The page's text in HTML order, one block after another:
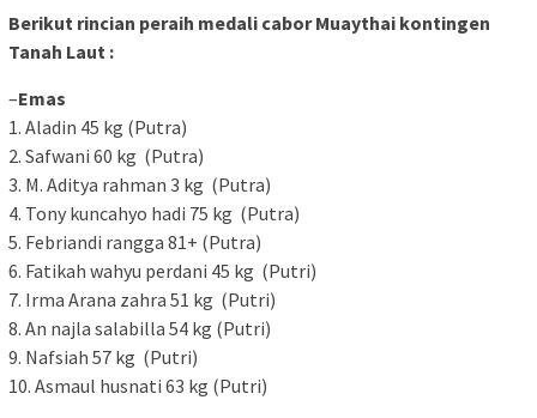
Berikut rincian peraih medali cabor Muaythai kontingen
Tanah Laut :
–Emas
1. Aladin 45 kg (Putra)
2. Safwani 60 kg (Putra)
3. M. Aditya rahman 3 kg (Putra)
4. Tony kuncahyo hadi 75 kg (Putra)
5. Febriandi rangga 81+ (Putra)
6. Fatikah wahyu perdani 45 kg (Putri)
7. Irma Arana zahra 51 kg (Putri)
8. An najla salabilla 54 kg (Putri)
9. Nafsiah 57 kg (Putri)
10. Asmaul husnati 63 kg (Putri)